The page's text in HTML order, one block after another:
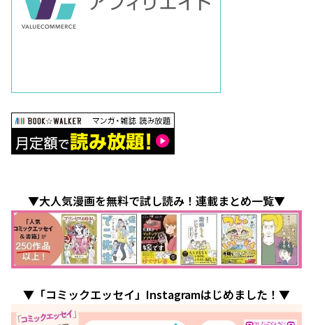
▼大人気漫画を無料で試し読み！連載まとめ一覧▼
▼「コミックエッセイ」Instagramはじめました！▼